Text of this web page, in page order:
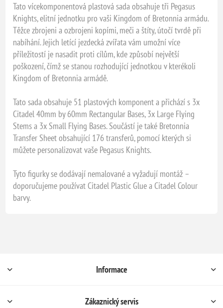
Tato vícekomponentová plastová sada obsahuje tři Pegasus
Knights, elitní jednotku pro vaši Kingdom of Bretonnia armádu.
Těžce zbrojeni a ozbrojeni kopími, meči a štíty, útočí tvrdě při
nabíhání. Jejich letící jezdecká zvířata vám umožní více
příležitostí je nasadit proti cílům, kde způsobí největší
poškození, čímž se stanou rozhodující jednotkou v kterékoli
Kingdom of Bretonnia armádě.
Tato sada obsahuje 51 plastových komponent a přichází s 3x
Citadel 40mm by 60mm Rectangular Bases, 3x Large Flying
Stems a 3x Small Flying Bases. Součástí je také Bretonnia
Transfer Sheet obsahující 176 transferů, pomocí kterých si
můžete personalizovat vaše Pegasus Knights.
Tyto figurky se dodávají nemalované a vyžadují montáž –
doporučujeme používat Citadel Plastic Glue a Citadel Colour
barvy.
Informace
Zákaznický servis